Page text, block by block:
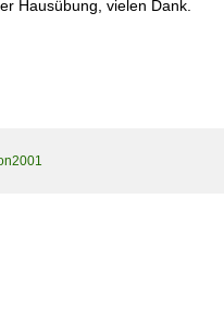
Hausübung, vielen Dank.